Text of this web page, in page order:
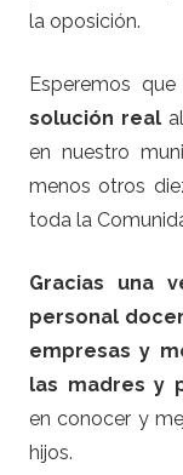
la oposición.
Esperemos que
solución realal
en nuestro
menos otros
toda la
Gracias una
personal
empresas y
las madres y
en conocer y
hijos.